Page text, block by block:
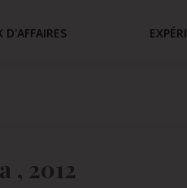
D'AFFAIRES
, 2012